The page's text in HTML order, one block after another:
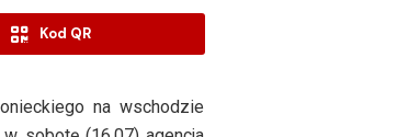
Kod QR
na wschodzie